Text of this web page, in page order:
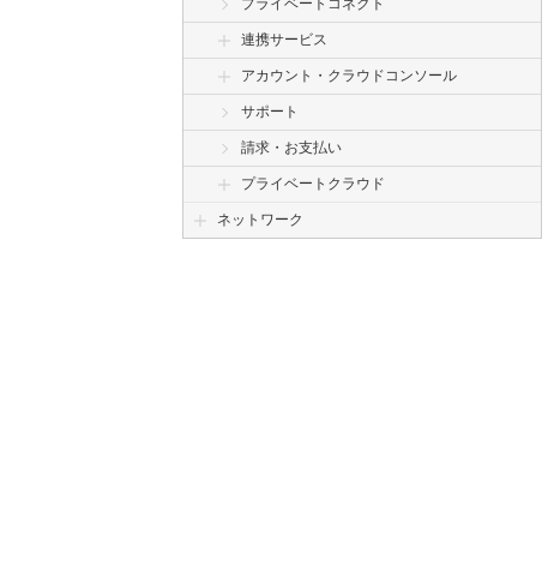
プライベートコネクト
連携サービス
アカウント・クラウドコンソール
サポート
請求・お支払い
プライベートクラウド
ネットワーク